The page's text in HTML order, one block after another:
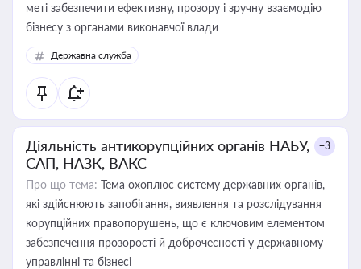
меті забезпечити ефективну, прозору і зручну взаємодію
бізнесу з органами виконавчої влади
Державна служба
Діяльність антикорупційних органів НАБУ,
САП, НАЗК, ВАКС
+3
Про що тема: Тема охоплює систему державних органів,
які здійснюють запобігання, виявлення та розслідування
корупційних правопорушень, що є ключовим елементом
забезпечення прозорості й доброчесності у державному
управлінні та бізнесі